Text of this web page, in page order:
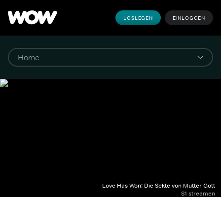
LOSLEGEN EINLOGGEN
Love Has Won: Die Sekte von Mutter Gott
S1 streamen